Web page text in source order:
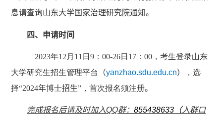
息请查询山东大学国家治理研究院通知。
四、申请时间
2023年12 月 11 日 9 ： 00-26日 17 ： 00 ，考生登录山东
大学研究生招生管理平台
（yanzhao.sdu.edu.cn）
，选
择“2024年博士招生”，首次报名须注册。
完成报名后请及时加入QQ群： 855438633 （入群口